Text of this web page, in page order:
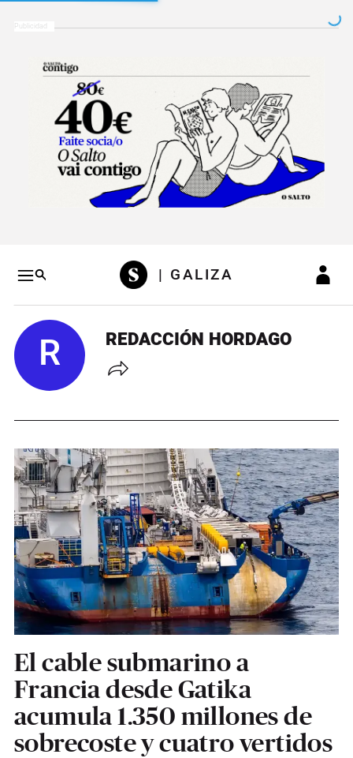
Salto a contenidoSalto a navegación
| GALIZA
R REDACCIÓN HORDAGO
El cable submarino a
Francia desde Gatika
acumula 1.350 millones de
sobrecoste y cuatro vertidos